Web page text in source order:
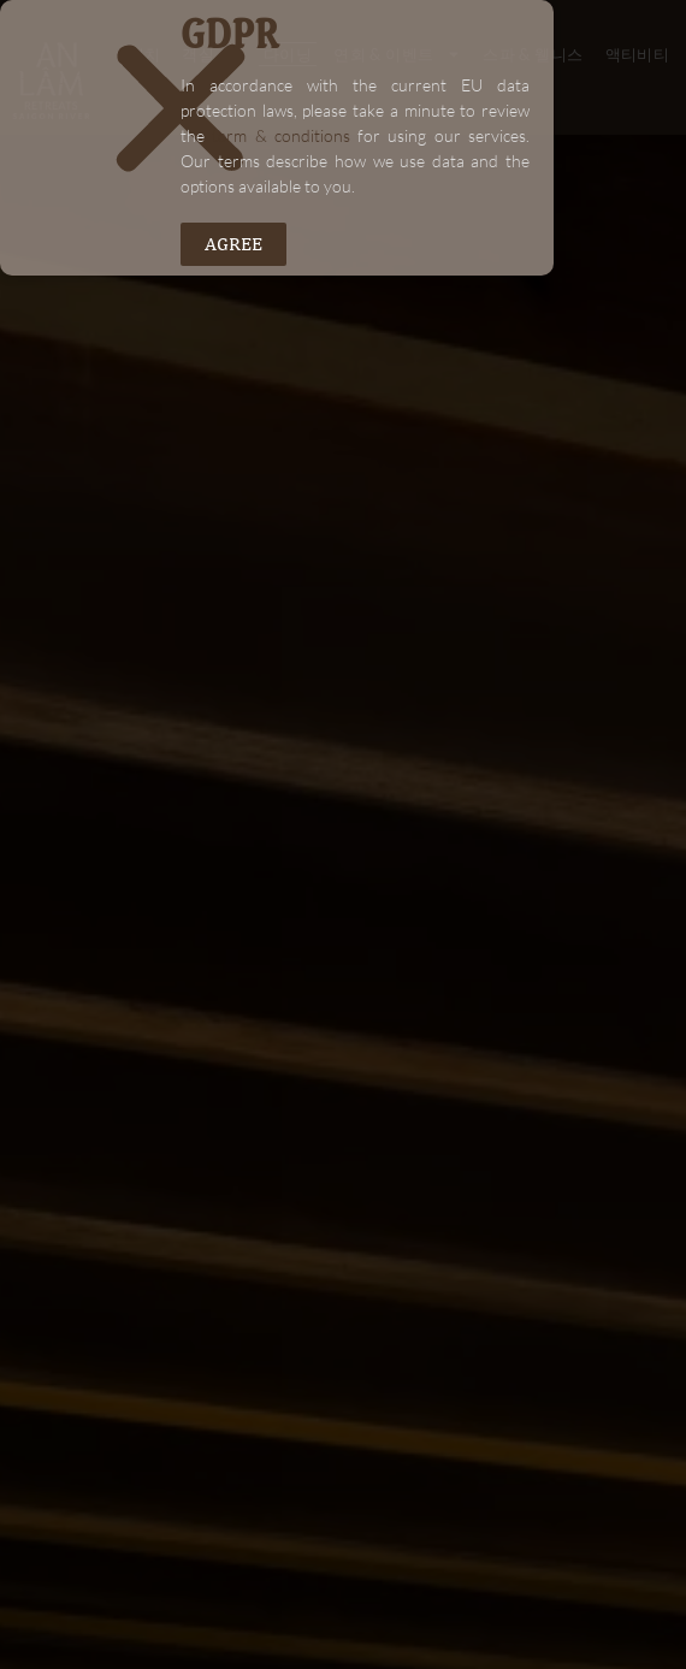
위치 객실 다이닝 스파 & 웰니스 액티비티
"+chaty_settings.lang.emoji_picker+"
"+chaty_settings.lang.emoji_picker+"
GDPR
In accordance with the current EU data
protection laws, please take a minute to review
the term & conditions for using our services.
Our terms describe how we use data and the
options available to you.
AGREE